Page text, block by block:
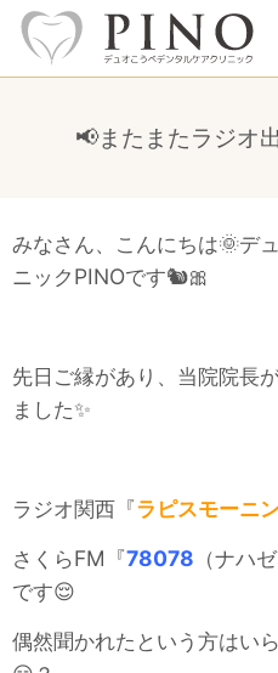
📢またまたラジオ
みなさん、こんにちは🌞デ
ニックPINOです🐿🎀
先日ご縁があり、当院院長
ました✨
ラジオ関西『ラピスモーニ
さくらFM『78078 （ナハ
です😌
偶然聞かれたという方はい